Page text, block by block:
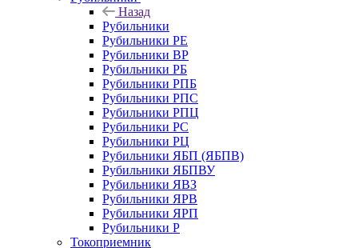
Назад
Рубильники
Рубильники РЕ
Рубильники ВР
Рубильники РБ
Рубильники РПБ
Рубильники РПС
Рубильники РПЦ
Рубильники РС
Рубильники РЦ
Рубильники ЯБП (ЯБПВ)
Рубильники ЯБПВУ
Рубильники ЯВЗ
Рубильники ЯРВ
Рубильники ЯРП
Рубильники Р
Токоприемник